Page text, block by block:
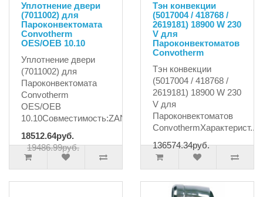
Уплотнение двери
(7011002) для
Пароконвектомата
Convotherm
OES/OEB 10.10
Уплотнение двери
(7011002) для
Пароконвектомата
Convotherm
OES/OEB
10.10Совместимость:ZANUSSIALPENIN..
18512.64руб.
19486.99руб.
Тэн конвекции
(5017004 / 418768 /
2619181) 18900 W 230
V для
Пароконвектоматов
Convotherm
Тэн конвекции
(5017004 / 418768 /
2619181) 18900 W 230
V для
Пароконвектоматов
ConvothermХарактерист..
136574.34руб.